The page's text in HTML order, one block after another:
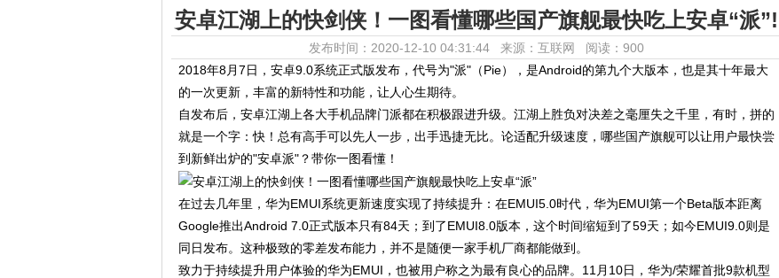
安卓江湖上的快剑侠！一图看懂哪些国产旗舰最快吃上安卓“派”!
发布时间：2020-12-10 04:31:44 来源：互联网 阅读：900
2018年8月7日，安卓9.0系统正式版发布，代号为"派"（Pie），是Android的第九个大版本，也是其十年最大
的一次更新，丰富的新特性和功能，让人心生期待。
自发布后，安卓江湖上各大手机品牌门派都在积极跟进升级。江湖上胜负对决差之毫厘失之千里，有时，拼的
就是一个字：快！总有高手可以先人一步，出手迅捷无比。论适配升级速度，哪些国产旗舰可以让用户最快尝
到新鲜出炉的"安卓派"？带你一图看懂！
在过去几年里，华为EMUI系统更新速度实现了持续提升：在EMUI5.0时代，华为EMUI第一个Beta版本距离
Google推出Android 7.0正式版本只有84天；到了EMUI8.0版本，这个时间缩短到了59天；如今EMUI9.0则是
同日发布。这种极致的零差发布能力，并不是随便一家手机厂商都能做到。
致力于持续提升用户体验的华为EMUI，也被用户称之为最有良心的品牌。11月10日，华为/荣耀首批9款机型